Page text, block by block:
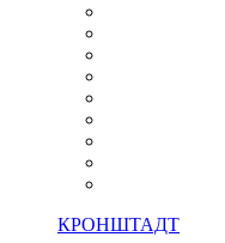
КРОНШТАДТ